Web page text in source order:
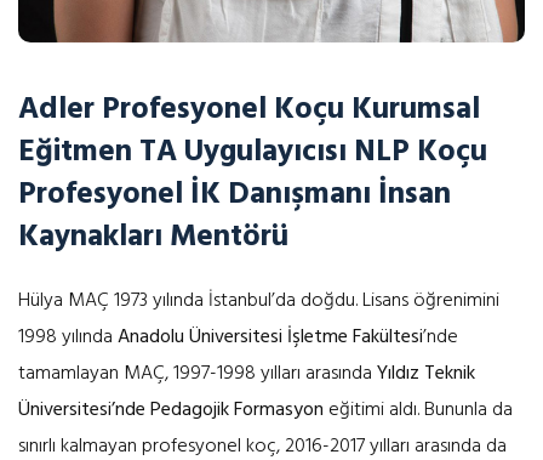
Adler Profesyonel Koçu Kurumsal
Eğitmen TA Uygulayıcısı NLP Koçu
Profesyonel İK Danışmanı İnsan
Kaynakları Mentörü
Hülya MAÇ 1973 yılında İstanbul’da doğdu. Lisans öğrenimini
1998 yılında Anadolu Üniversitesi İşletme Fakültesi’nde
tamamlayan MAÇ, 1997-1998 yılları arasında Yıldız Teknik
Üniversitesi’nde Pedagojik Formasyon eğitimi aldı. Bununla da
sınırlı kalmayan profesyonel koç, 2016-2017 yılları arasında da